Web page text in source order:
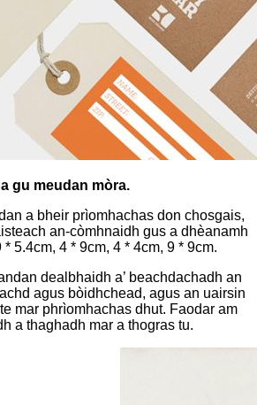
gu meudan mòra.
a bheir prìomhachas don chosgais,
an-còmhnaidh gus a dhèanamh
5.4cm, 4 * 9cm, 4 * 4cm, 9 * 9cm.
dealbhaidh a’ beachdachadh an
agus bòidhchead, agus an uairsin
mar phrìomhachas dhut. Faodar am
a thaghadh mar a thogras tu.